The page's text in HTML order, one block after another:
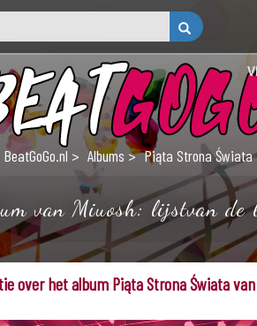
BeatGoGo.nl Albums Piąta Strona Świata
van Miuosh: lijstvan
over het album Piąta Strona Świata